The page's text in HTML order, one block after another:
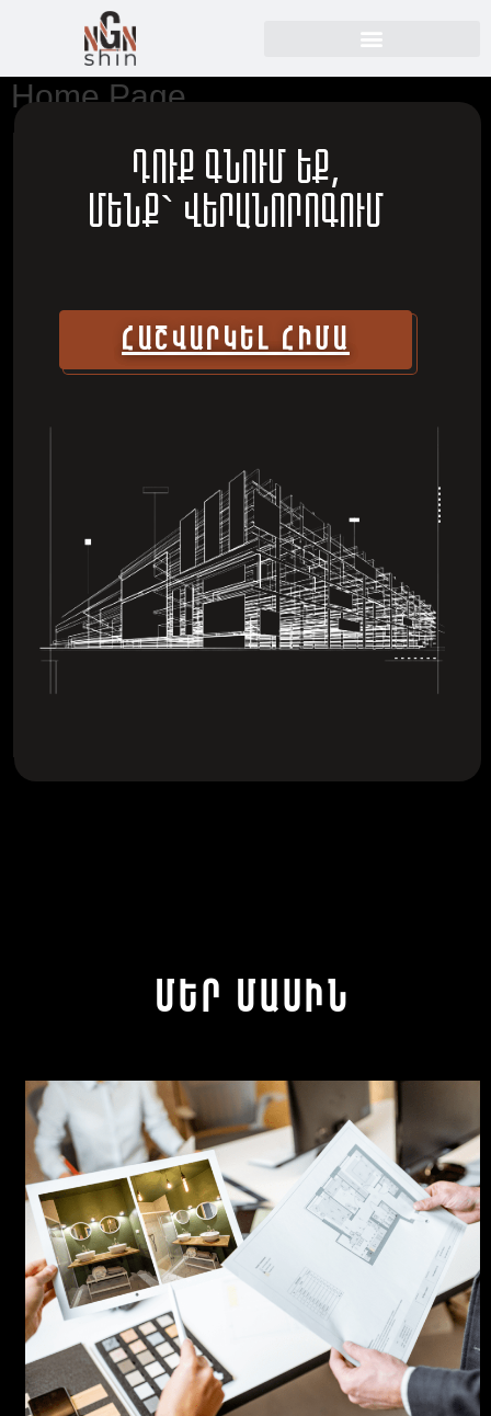
Home Page
ԴՈՒՔ ԳՆՈՒՄ ԵՔ,
ՄԵՆՔ` ՎԵՐԱՆՈՐՈԳՈՒՄ
ՀԱՇՎԱՐԿԵԼ ՀԻՄԱ
Մեր Մասին